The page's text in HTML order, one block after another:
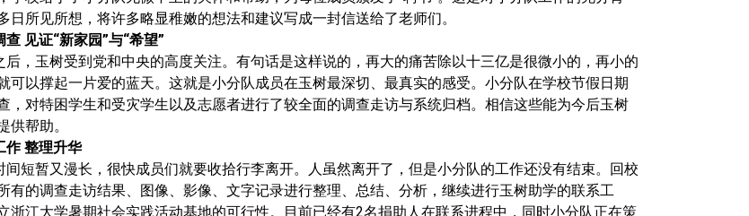
日所见所想，将许多略显稚嫩的想法和建议写成一封信送给了老师们。
见证“新家园”与“希望”
后，玉树受到党和中央的高度关注。有句话是这样说的，再大的痛苦除以十三亿是很微小的，再小的
可以撑起一片爱的蓝天。这就是小分队成员在玉树最深切、最真实的感受。小分队在学校节假日期
，对特困学生和受灾学生以及志愿者进行了较全面的调查走访与系统归档。相信这些能为今后玉树
供帮助。
作 整理升华
间短暂又漫长，很快成员们就要收拾行李离开。人虽然离开了，但是小分队的工作还没有结束。回校
有的调查走访结果、图像、影像、文字记录进行整理、总结、分析，继续进行玉树助学的联系工
浙江大学暑期社会实践活动基地的可行性。目前已经有2名捐助人在联系进程中，同时小分队正在策